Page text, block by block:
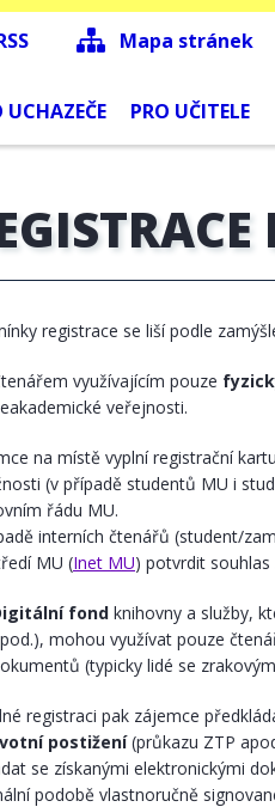
Mapa stránek
UCHAZEČE PRO UČITELE
registrace se liší podle
využívajícím pouze
veřejnosti.
na místě vyplní registrační
(v případě studentů MU i
řádu MU.
interních čtenářů (student/
MU (InetMU) potvrdit
fondknihovny a služby,
mohou využívat pouze
(typicky lidé se
registraci pak zájemce
postižení(průkazu ZTP
se získanými elektronickými
podobě vlastnoručně